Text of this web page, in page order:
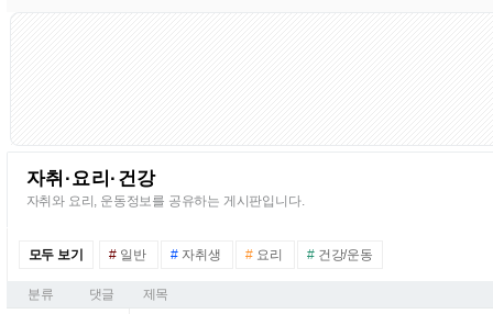
자취·요리·건강
자취와 요리, 운동정보를 공유하는 게시판입니다.
모두 보기 # 일반 # 자취생 #요리 # 건강/운동
분류 댓글 제목